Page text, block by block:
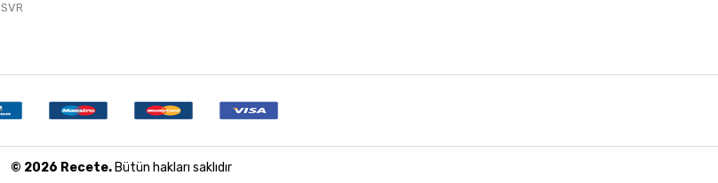
SVR
© 2026 Recete.Bütün hakları saklıdır